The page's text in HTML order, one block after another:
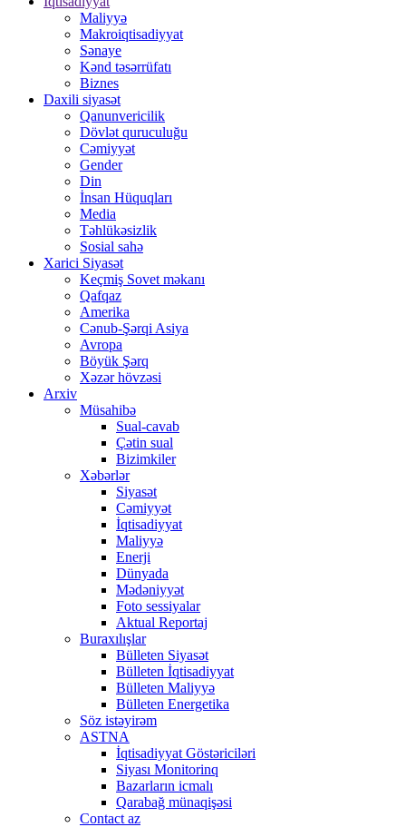
Maliyyə
Makroiqtisadiyyat
Sənaye
Kənd təsərrüfatı
Biznes
Daxili siyasət
Qanunvericilik
Dövlət quruculuğu
Cəmiyyət
Gender
Din
İnsan Hüquqları
Media
Təhlükəsizlik
Sosial sahə
Xarici Siyasət
Keçmiş Sovet məkanı
Qafqaz
Amerika
Cənub-Şərqi Asiya
Avropa
Böyük Şərq
Xəzər hövzəsi
Arxiv
Müsahibə
Sual-cavab
Çətin sual
Bizimkiler
Xəbərlər
Siyasət
Cəmiyyət
İqtisadiyyat
Maliyyə
Enerji
Dünyada
Mədəniyyət
Foto sessiyalar
Aktual Reportaj
Buraxılışlar
Bülleten Siyasət
Bülleten İqtisadiyyat
Bülleten Maliyyə
Bülleten Energetika
Söz istəyirəm
ASTNA
İqtisadiyyat Göstəriciləri
Siyası Monitorinq
Bazarların icmalı
Qarabağ münaqişəsi
Contact az